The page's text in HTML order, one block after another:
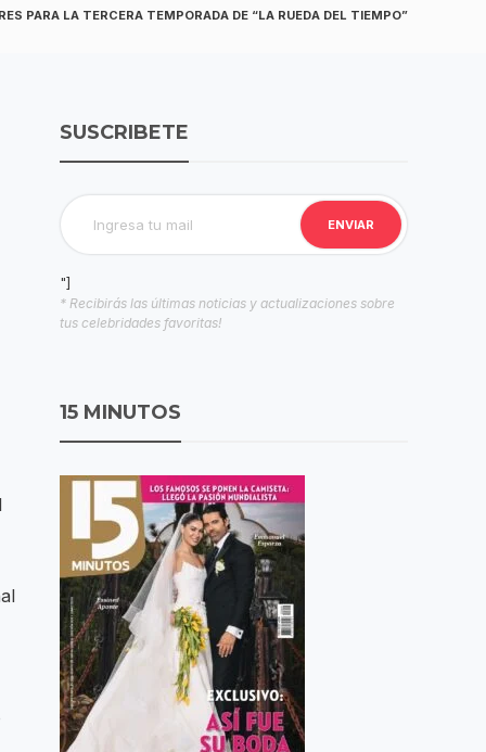
PARA LA TERCERA TEMPORADA DE “LA RUEDA DEL TIEMPO”
SUSCRIBETE
"]
* Recibirás las últimas noticias y actualizaciones sobre
tus celebridades favoritas!
15 MINUTOS